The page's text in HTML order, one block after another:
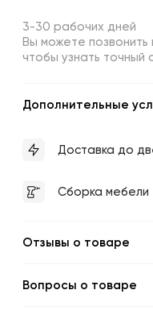
3-30 рабочих дней
Вы можете позвонить
чтобы узнать точный
Дополнительные
Доставка до
Сборка мебели
Отзывы о товаре
Вопросы о товаре